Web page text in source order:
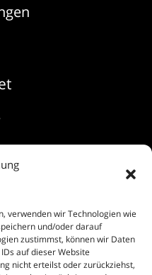
verwenden wir Technologien wie
und/oder darauf
zustimmst, können wir Daten
auf dieser Website
nicht erteilst oder zurückziehst,